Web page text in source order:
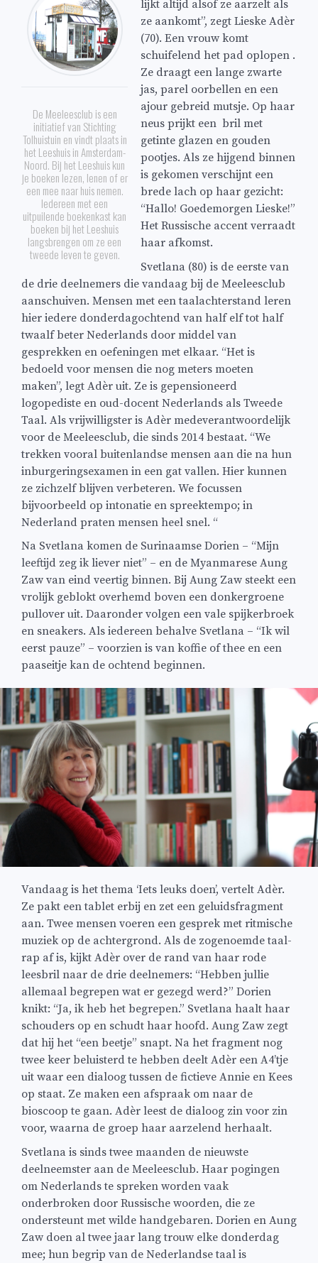
De Meeleesclub is een
initiatief van Stichting
Tolhuistuin en vindt plaats in
het Leeshuis in Amsterdam-
Noord. Bij het Leeshuis kun
je boeken lezen, lenen of er
een mee naar huis nemen.
Iedereen met een
uitpuilende boekenkast kan
boeken bij het Leeshuis
langsbrengen om ze een
tweede leven te geven.
lijkt altijd alsof ze aarzelt als
ze aankomt”, zegt Lieske Adèr
(70). Een vrouw komt
schuifelend het pad oplopen .
Ze draagt een lange zwarte
jas, parel oorbellen en een
ajour gebreid mutsje. Op haar
neus prijkt een bril met
getinte glazen en gouden
pootjes. Als ze hijgend binnen
is gekomen verschijnt een
brede lach op haar gezicht:
“Hallo! Goedemorgen Lieske!”
Het Russische accent verraadt
haar afkomst.
Svetlana (80) is de eerste van
de drie deelnemers die vandaag bij de Meeleesclub
aanschuiven. Mensen met een taalachterstand leren
hier iedere donderdagochtend van half elf tot half
twaalf beter Nederlands door middel van
gesprekken en oefeningen met elkaar. “Het is
bedoeld voor mensen die nog meters moeten
maken”, legt Adèr uit. Ze is gepensioneerd
logopediste en oud-docent Nederlands als Tweede
Taal. Als vrijwilligster is Adèr medeverantwoordelijk
voor de Meeleesclub, die sinds 2014 bestaat. “We
trekken vooral buitenlandse mensen aan die na hun
inburgeringsexamen in een gat vallen. Hier kunnen
ze zichzelf blijven verbeteren. We focussen
bijvoorbeeld op intonatie en spreektempo; in
Nederland praten mensen heel snel. “
Na Svetlana komen de Surinaamse Dorien – “Mijn
leeftijd zeg ik liever niet” – en de Myanmarese Aung
Zaw van eind veertig binnen. Bij Aung Zaw steekt een
vrolijk geblokt overhemd boven een donkergroene
pullover uit. Daaronder volgen een vale spijkerbroek
en sneakers. Als iedereen behalve Svetlana – “Ik wil
eerst pauze” – voorzien is van koffie of thee en een
paaseitje kan de ochtend beginnen.
Vandaag is het thema ‘Iets leuks doen’, vertelt Adèr.
Ze pakt een tablet erbij en zet een geluidsfragment
aan. Twee mensen voeren een gesprek met ritmische
muziek op de achtergrond. Als de zogenoemde taal-
rap af is, kijkt Adèr over de rand van haar rode
leesbril naar de drie deelnemers: “Hebben jullie
allemaal begrepen wat er gezegd werd?” Dorien
knikt: “Ja, ik heb het begrepen.” Svetlana haalt haar
schouders op en schudt haar hoofd. Aung Zaw zegt
dat hij het “een beetje” snapt. Na het fragment nog
twee keer beluisterd te hebben deelt Adèr een A4’tje
uit waar een dialoog tussen de fictieve Annie en Kees
op staat. Ze maken een afspraak om naar de
bioscoop te gaan. Adèr leest de dialoog zin voor zin
voor, waarna de groep haar aarzelend herhaalt.
Svetlana is sinds twee maanden de nieuwste
deelneemster aan de Meeleesclub. Haar pogingen
om Nederlands te spreken worden vaak
onderbroken door Russische woorden, die ze
ondersteunt met wilde handgebaren. Dorien en Aung
Zaw doen al twee jaar lang trouw elke donderdag
mee; hun begrip van de Nederlandse taal is